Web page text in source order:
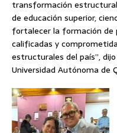
transformación
de educación superior,
fortalecer la formación
calificadas y
estructurales del país”,
Universidad Autónoma de